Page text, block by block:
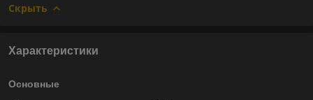
Скрыть
Характеристики
Основные